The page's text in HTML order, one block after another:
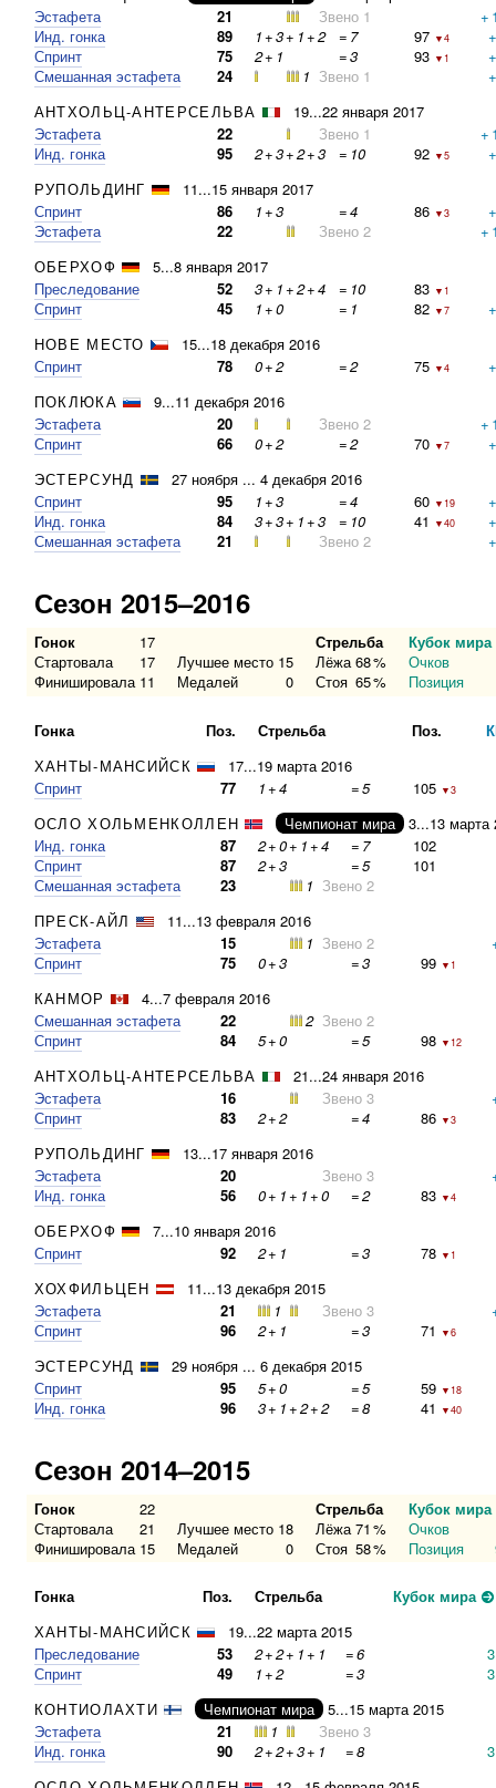
Эстафета
21 Звено 1 +
Инд. гонка
89 1+3+ 1+2 = 7 97 ▼4
+
Спринт
75 2+ 1 =3 93 ▼1
+
Смешанная эстафета
24 1 Звено 1
+
АНТХОЛЬЦ-АНТЕРСЕЛЬВА
19...22 января 2017
Эстафета
22 Звено 1 +
Инд. гонка
95 2+3+2+3 = 10 92 ▼5
+
РУПОЛЬДИНГ
11...15 января 2017
Спринт
86 1+3 =4 86 ▼3
+
Эстафета
22 Звено 2 +
ОБЕРХОФ
5...8 января 2017
Преследование
52 3+ 1+2+4 = 10 83 ▼1
Спринт 45 1+0 = 1 82 ▼7
+
НОВЕ МЕСТО
15...18 декабря 2016
Спринт
78 0+2 =2 75 ▼4
+
ПОКЛЮКА
9...11 декабря 2016
Эстафета
20 Звено 2 +
Спринт
66 0+2 =2 70 ▼7
+
ЭСТЕРСУНД
27 ноября ... 4 декабря 2016
Спринт
95 1+3 =4 60 ▼19
+
Инд. гонка
84 3+3+ 1+3 = 10 41 ▼40
+
Смешанная эстафета
21 Звено 2 +
Сезон 2015–2016
Гонок 17 Стрельба
Кубок мира
Стартовала
17 Лучшее место 15 Лёжа 68%
Очков
Финишировала 11 Медалей 0 Стоя 65% Позиция
Гонка Поз. Стрельба Поз.
ХАНТЫ-МАНСИЙСК
17...19 марта 2016
Спринт
77 1+4 =5 105 ▼3
ОСЛО ХОЛЬМЕНКОЛЛЕН Чемпионат мира
3...13 марта
Инд. гонка
87 2+0+ 1+4 = 7
102
Спринт
87 2+3 =5
101
Смешанная эстафета
23 1 Звено 2
ПРЕСК-АЙЛ
11...13 февраля 2016
Эстафета
15 1 Звено 2
Спринт
75 0+3 =3 99 ▼1
КАНМОР
4...7 февраля 2016
Смешанная эстафета
22 2 Звено 2
Спринт
84 5+0 =5 98 ▼12
АНТХОЛЬЦ-АНТЕРСЕЛЬВА
21...24 января 2016
Эстафета
16 Звено 3
Спринт
83 2+2 =4 86 ▼3
РУПОЛЬДИНГ
13...17 января 2016
Эстафета
20 Звено 3
Инд. гонка
56 0+ 1+ 1+0 =2 83 ▼4
ОБЕРХОФ
7...10 января 2016
Спринт
92 2+ 1 =3 78 ▼1
ХОХФИЛЬЦЕН
11...13 декабря 2015
Эстафета
21 1 Звено 3
Спринт
96 2+ 1 =3 71 ▼6
ЭСТЕРСУНД
29 ноября ... 6 декабря 2015
Спринт
95 5+0 =5 59 ▼18
Инд. гонка 96 3+ 1+2+2 =8 41 ▼40
Сезон 2014–2015
Гонок 22 Стрельба
Кубок мира
Стартовала
21 Лучшее место 18 Лёжа 71 %
Очков
Финишировала 15 Медалей 0 Стоя 58% Позиция
Гонка Поз. Стрельба
Кубок мира
ХАНТЫ-МАНСИЙСК
19...22 марта 2015
Преследование
53 2+2+ 1+ 1 =6
3
Спринт
49 1+2 =3
3
КОНТИОЛАХТИ
Чемпионат мира
5...15 марта 2015
Эстафета
21 1
Звено 3
Инд. гонка
90 2+2+3+ 1 =8
3